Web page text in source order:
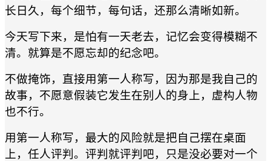
长日久，每个细节，每句话，还那么清晰如新。
今天写下来，是怕有一天老去，记忆会变得模糊不
清。就算是不愿忘却的纪念吧。
不做掩饰，直接用第一人称写，因为那是我自己的
故事，不愿意假装它发生在别人的身上，虚构人物
也不行。
用第一人称写，最大的风险就是把自己摆在桌面
上，任人评判。评判就评判吧，只是没必要对一个